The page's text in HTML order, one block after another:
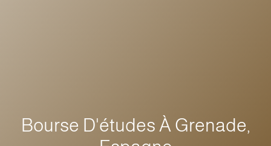
Bourse D'études À Grenade,